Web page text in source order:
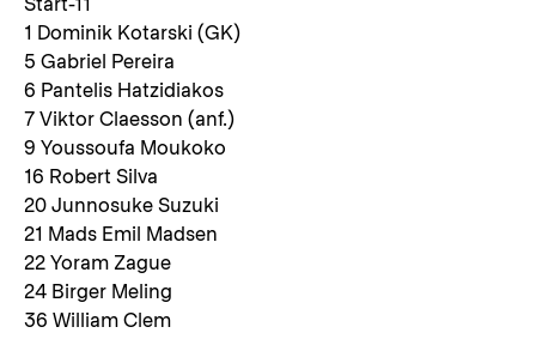
1 Dominik Kotarski (GK)
5 Gabriel Pereira
6 Pantelis Hatzidiakos
7 Viktor Claesson (anf.)
9 Youssoufa Moukoko
16 Robert Silva
20 Junnosuke Suzuki
21 Mads Emil Madsen
22 Yoram Zague
24 Birger Meling
36 William Clem